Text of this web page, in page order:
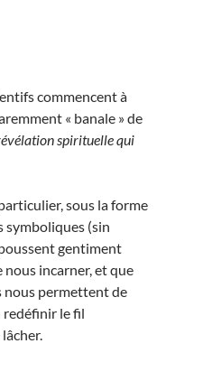
commencent à
« banale » de
spirituelle qui
sous la forme
symboliques (sin
gentiment
incarner, et que
nous permettent de
redéfinir le fil